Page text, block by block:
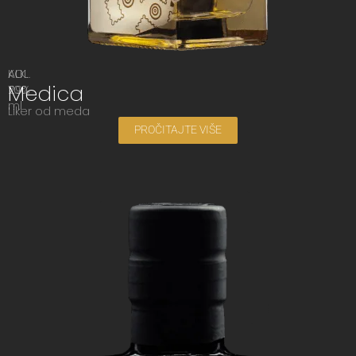
ALK.
29%
KOL.
700
ml
Medica
Liker od meda
PROČITAJTE VIŠE